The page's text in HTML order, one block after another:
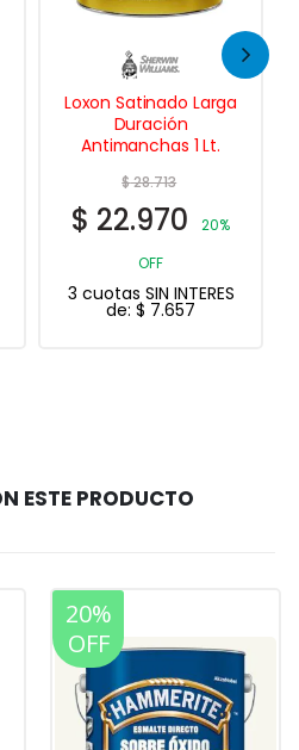
Loxon Satinado Larga
Duración
Antimanchas 1 Lt.
$28.713
$ 22.970
20%
OFF
3 cuotas SIN INTERES
de: $ 7.657
20%
OFF